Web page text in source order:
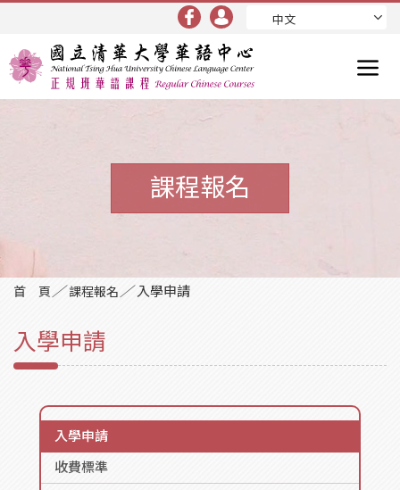
中文
課程報名
首 頁 ／ 課程報名 ／ 入學申請
入學申請
入學申請
收費標準